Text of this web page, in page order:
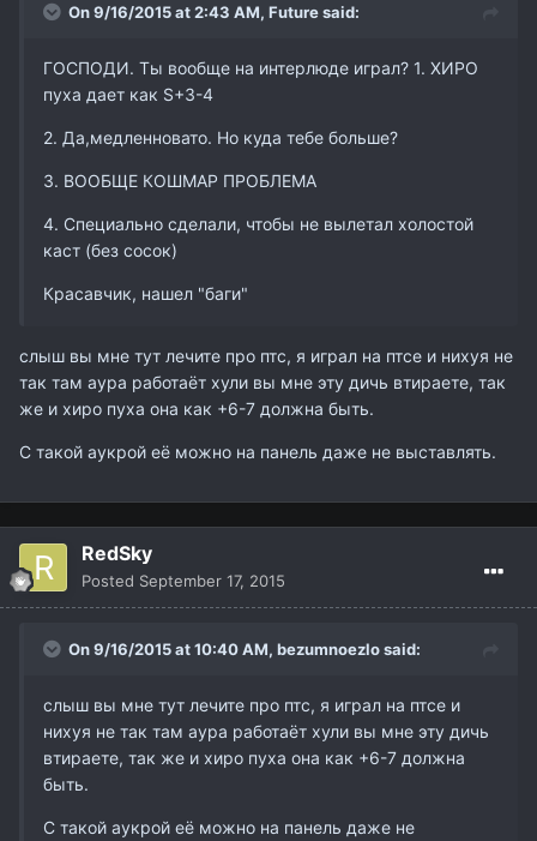
On 9/16/2015 at 2:43 AM, Futuresaid:
ГОСПОДИ. Ты вообще на интерлюде играл? 1. ХИРО
пуха дает как S+3-4
2. Да,медленновато. Но куда тебе больше?
3. ВООБЩЕ КОШМАР ПРОБЛЕМА
4. Специально сделали, чтобы не вылетал холостой
каст (без сосок)
Красавчик, нашел "баги"
слыш вы мне тут лечите про птс, я играл на птсе и нихуя не
так там аура работаёт хули вы мне эту дичь втираете, так
же и хиро пуха она как +6-7 должна быть.
С такой аукрой её можно на панель даже не выставлять.
RedSky
Posted September 17, 2015
On 9/16/2015 at 10:40 AM, bezumnoezlosaid:
слыш вы мне тут лечите про птс, я играл на птсе и
нихуя не так там аура работаёт хули вы мне эту дичь
втираете, так же и хиро пуха она как +6-7 должна
быть.
С такой аукрой её можно на панель даже не